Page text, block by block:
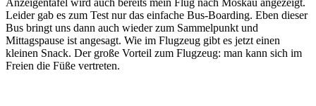
Leider gab es zum Test nur das einfache Bus-Boarding. Eben dieser
Bus bringt uns dann auch wieder zum Sammelpunkt und
Mittagspause ist angesagt. Wie im Flugzeug gibt es jetzt einen
kleinen Snack. Der große Vorteil zum Flugzeug: man kann sich im
Freien die Füße vertreten.